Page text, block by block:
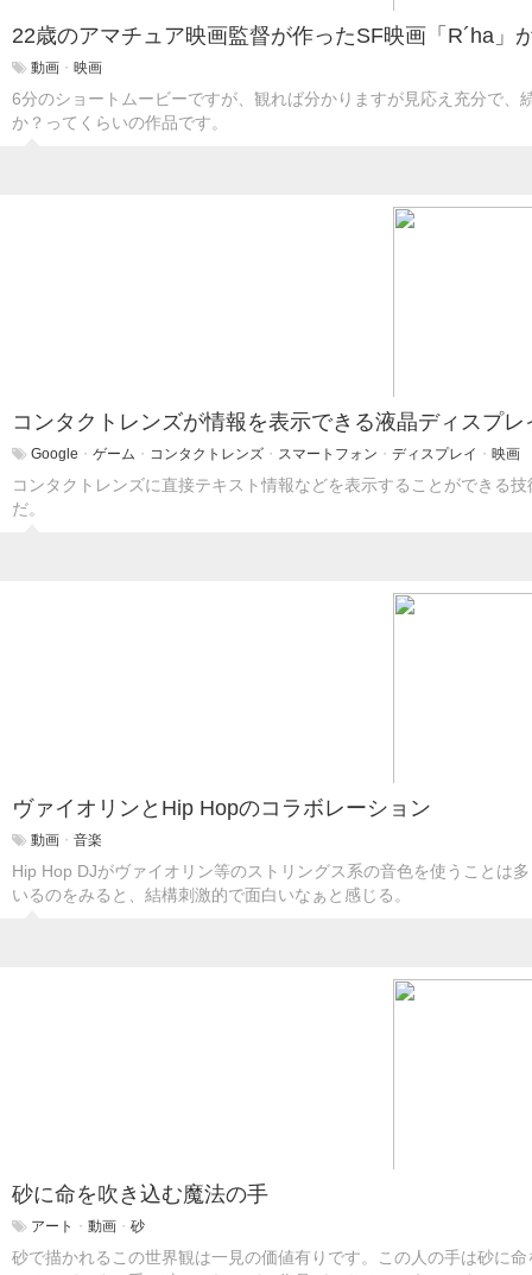
22歳のアマチュア映画監督が作ったSF映画「R´ha」
動画 ・ 映画
6分のショートムービーですが、観れば分かりますが見応え充分で
か？ってくらいの作品です。
コンタクトレンズが情報を表示できる液晶ディスプ
Google ・ ゲーム ・ コンタクトレンズ ・ スマートフォン ・ ディスプレイ ・ 映画
コンタクトレンズに直接テキスト情報などを表示することができる
だ。
ヴァイオリンとHip Hopのコラボレーション
動画 ・ 音楽
Hip Hop DJがヴァイオリン等のストリングス系の音色を使うことは
いるのをみると、結構刺激的で面白いなぁと感じる。
砂に命を吹き込む魔法の手
アート ・ 動画 ・ 砂
砂で描かれるこの世界観は一見の価値有りです。この人の手は砂に